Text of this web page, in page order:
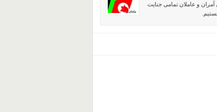
و عاملان تمامی جنایت